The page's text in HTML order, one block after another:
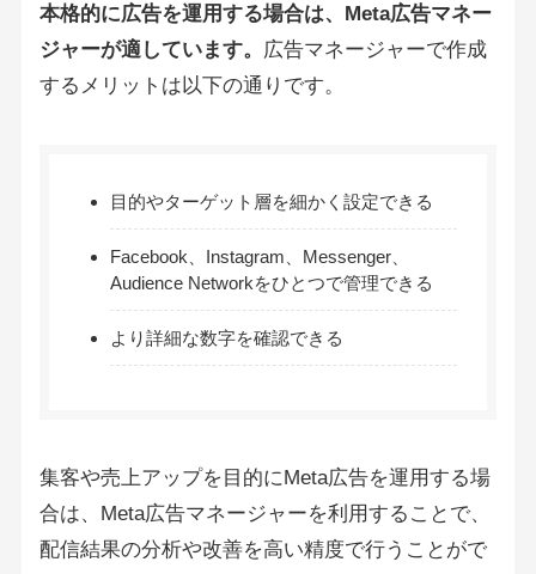
本格的に広告を運用する場合は、Meta広告マネー
ジャーが適しています。
広告マネージャーで作成
するメリットは以下の通りです。
目的やターゲット層を細かく設定できる
Facebook、Instagram、Messenger、
Audience Networkをひとつで管理できる
より詳細な数字を確認できる
集客や売上アップを目的にMeta広告を運用する場
合は、Meta広告マネージャーを利用することで、
配信結果の分析や改善を高い精度で行うことがで